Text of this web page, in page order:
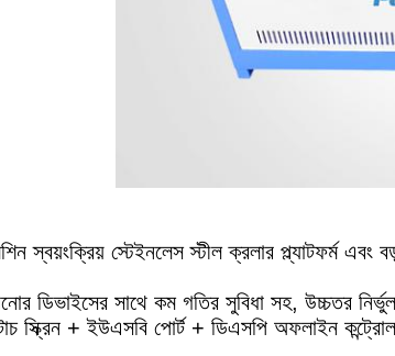
স্বয়ংক্রিয় স্টেইনলেস স্টীল ক্রলার প্ল্যাটফর্ম
ডিভাইসের সাথে কম গতির সুবিধা সহ, উচ্চতর
স্ক্রিন + ইউএসবি পোর্ট + ডিএসপি অফলাইন